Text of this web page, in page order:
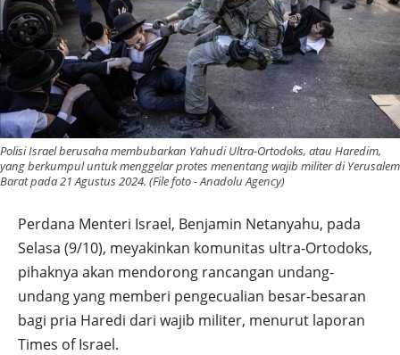
Polisi Israel berusaha membubarkan Yahudi Ultra-Ortodoks, atau Haredim,
yang berkumpul untuk menggelar protes menentang wajib militer di Yerusalem
Barat pada 21 Agustus 2024. (File foto - Anadolu Agency)
Perdana Menteri Israel, Benjamin Netanyahu, pada
Selasa (9/10), meyakinkan komunitas ultra-Ortodoks,
pihaknya akan mendorong rancangan undang-
undang yang memberi pengecualian besar-besaran
bagi pria Haredi dari wajib militer, menurut laporan
Times of Israel.